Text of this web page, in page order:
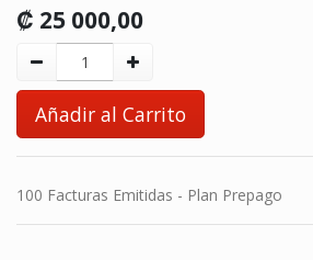
₡ 25 000,00
Añadir al Carrito
100 Facturas Emitidas - Plan Prepago